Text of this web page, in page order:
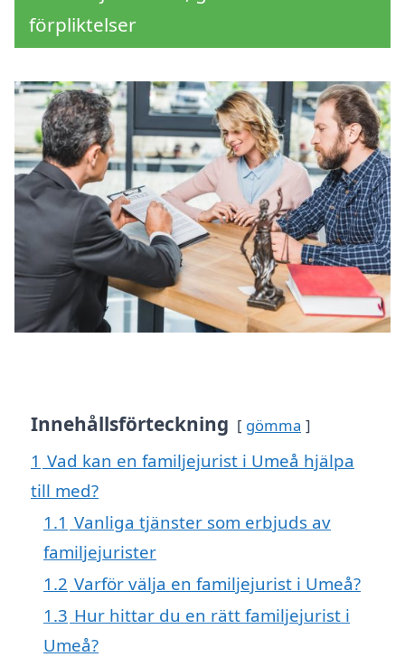
förpliktelser
Innehållsförteckning gömma
1 Vad kan en familjejurist i Umeå hjälpa
till med?
1.1 Vanliga tjänster som erbjuds av
familjejurister
1.2 Varför välja en familjejurist i Umeå?
1.3 Hur hittar du en rätt familjejurist i
Umeå?